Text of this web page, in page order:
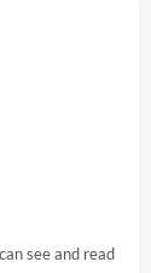
see and read